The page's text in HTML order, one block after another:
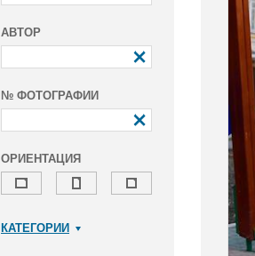
АВТОР
№ ФОТОГРАФИИ
ОРИЕНТАЦИЯ
КАТЕГОРИИ